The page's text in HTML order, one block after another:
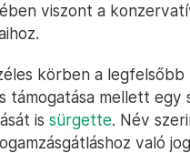
viszont a
körben a
mellett egy
is sürgette. Név
való